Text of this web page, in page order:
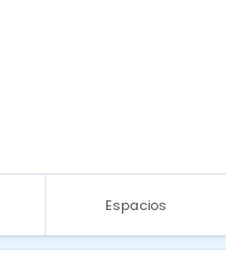
Espacios